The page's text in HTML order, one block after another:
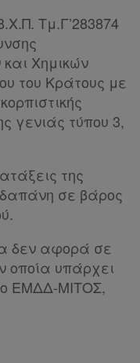
Τμ.Γ’283874
Χημικών
του Κράτους με
γενιάς τύπου 3,
της
σε βάρος
δεν αφορά σε
οποία υπάρχει
ΕΜΔΔ-ΜΙΤΟΣ,